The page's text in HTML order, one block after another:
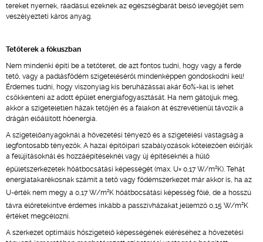
tereket nyernek, ráadásul ezeknek az egészségbarát belső levegőjét sem
veszélyezteti káros anyag.
Tetőterek a fókuszban
Nem mindenki építi be a tetőteret, de azt fontos tudni, hogy vagy a ferde
tető, vagy a padlásfödém szigeteléséről mindenképpen gondoskodni kell!
Érdemes tudni, hogy viszonylag kis beruházással akár 60%-kal is lehet
csökkenteni az adott épület energiafogyasztását. Ha nem gátoljuk meg,
akkor a szigeteletlen házak tetőjén és a falakon át észrevétlenül távozik a
drágán előállított hőenergia.
A szigetelőanyagoknál a hővezetési tényező és a szigetelési vastagság a
legfontosabb tényezők. A hazai építőipari szabályozások kötelezően előírják
a felújításoknál és hozzáépítéseknél vagy új építéseknél a hűlő
épületszerkezetek hőátbocsátási képességét (max. U= 0,17 W/m2 K). Tehát
energiatakarékosnak számít a tető vagy födémszerkezet már akkor is, ha az
U-érték nem megy a 0,17 W/m2 K hőátbocsátási képesség fölé, de a hosszú
távra előretekintve érdemes inkább a passzívházakat jellemző 0,15 W/m2 K
értéket megcélozni.
A szerkezet optimális hőszigetelő képességének eléréséhez a hővezetési